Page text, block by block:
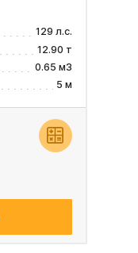
129 л.с.
12.90 т
0.65 м3
5 м